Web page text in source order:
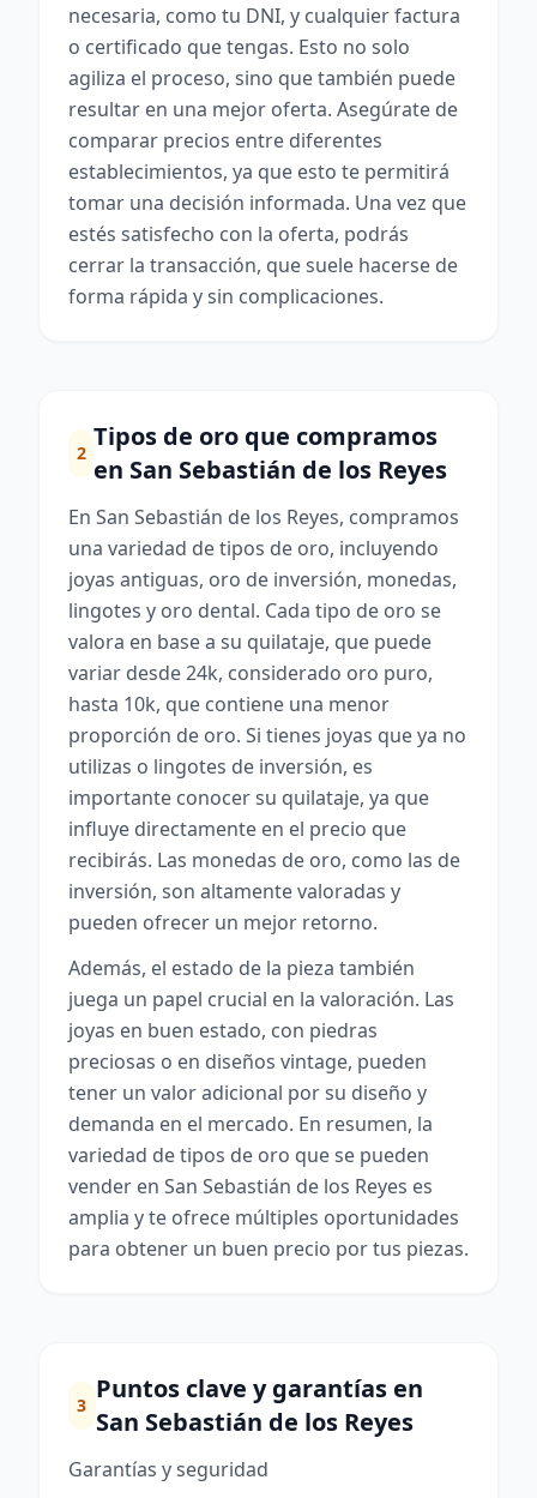
necesaria, como tu DNI, y cualquier factura
o certificado que tengas. Esto no solo
agiliza el proceso, sino que también puede
resultar en una mejor oferta. Asegúrate de
comparar precios entre diferentes
establecimientos, ya que esto te permitirá
tomar una decisión informada. Una vez que
estés satisfecho con la oferta, podrás
cerrar la transacción, que suele hacerse de
forma rápida y sin complicaciones.
2
Tipos de oro que compramos
en San Sebastián de los Reyes
En San Sebastián de los Reyes, compramos
una variedad de tipos de oro, incluyendo
joyas antiguas, oro de inversión, monedas,
lingotes y oro dental. Cada tipo de oro se
valora en base a su quilataje, que puede
variar desde 24k, considerado oro puro,
hasta 10k, que contiene una menor
proporción de oro. Si tienes joyas que ya no
utilizas o lingotes de inversión, es
importante conocer su quilataje, ya que
influye directamente en el precio que
recibirás. Las monedas de oro, como las de
inversión, son altamente valoradas y
pueden ofrecer un mejor retorno.
Además, el estado de la pieza también
juega un papel crucial en la valoración. Las
joyas en buen estado, con piedras
preciosas o en diseños vintage, pueden
tener un valor adicional por su diseño y
demanda en el mercado. En resumen, la
variedad de tipos de oro que se pueden
vender en San Sebastián de los Reyes es
amplia y te ofrece múltiples oportunidades
para obtener un buen precio por tus piezas.
3
Puntos clave y garantías en
San Sebastián de los Reyes
Garantías y seguridad